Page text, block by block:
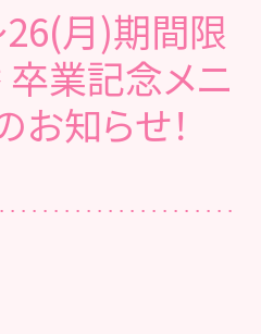
月)期間限
業記念メニ
お知らせ！